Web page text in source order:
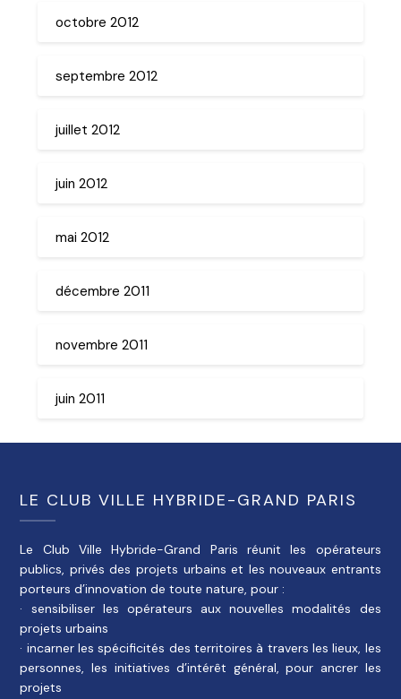
octobre 2012
septembre 2012
juillet 2012
juin 2012
mai 2012
décembre 2011
novembre 2011
juin 2011
LE CLUB VILLE HYBRIDE-GRAND PARIS
Le Club Ville Hybride-Grand Paris réunit les opérateurs
publics, privés des projets urbains et les nouveaux entrants
porteurs d’innovation de toute nature, pour :
· sensibiliser les opérateurs aux nouvelles modalités des
projets urbains
· incarner les spécificités des territoires à travers les lieux, les
personnes, les initiatives d’intérêt général, pour ancrer les
projets